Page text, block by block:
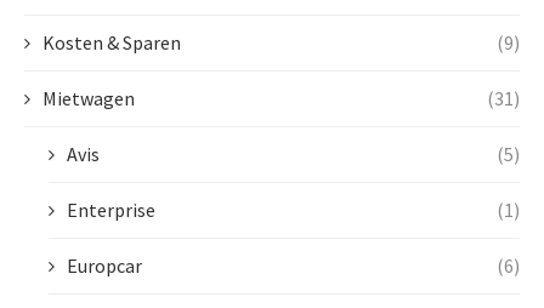
Kosten & Sparen (9)
Mietwagen (31)
Avis (5)
Enterprise (1)
Europcar (6)